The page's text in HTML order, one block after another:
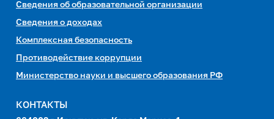
Сведения об образовательной организации
Сведения о доходах
Комплексная безопасность
Противодействие коррупции
Министерство науки и высшего образования РФ
КОНТАКТЫ